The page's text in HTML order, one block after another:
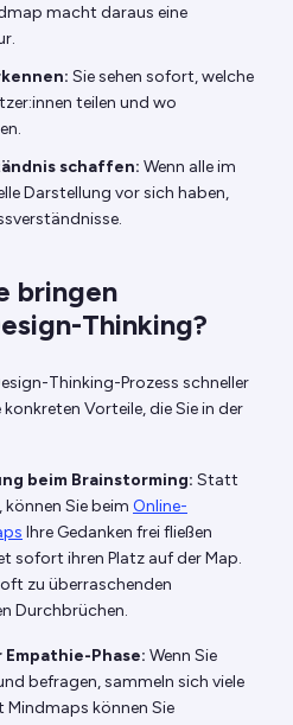
macht daraus eine
Sie sehen sofort, welche
teilen und wo
schaffen: Wenn alle im
Darstellung vor sich haben,
bringen
Thinking?
Thinking-Prozess schneller
Vorteile, die Sie in der
beim Brainstorming: Statt
können Sie beim Online-
Ihre Gedanken frei fließen
sofort ihren Platz auf der Map.
zu überraschenden
Durchbrüchen.
Phase: Wenn Sie
befragen, sammeln sich viele
Mindmaps können Sie